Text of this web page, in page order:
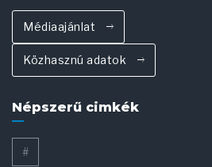
Médiaajánlat
Közhasznú adatok
Népszerű cimkék
#